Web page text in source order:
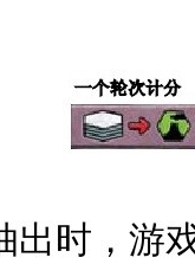
时，游